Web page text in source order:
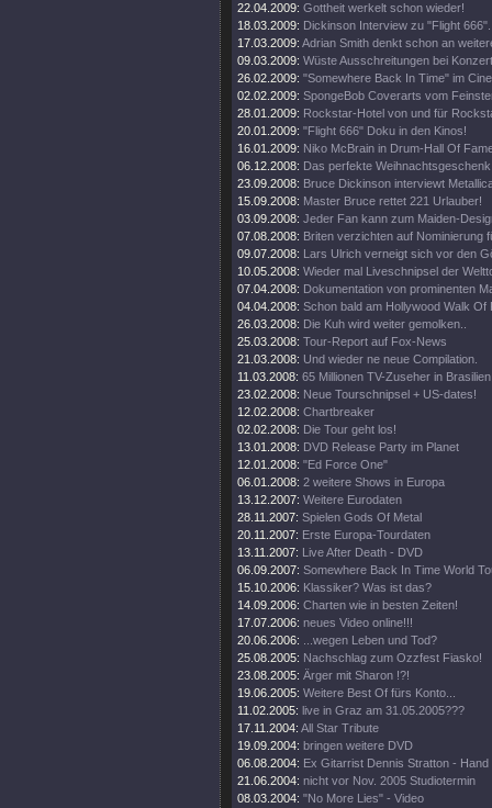
22.04.2009: Gottheit werkelt schon wieder!
18.03.2009: Dickinson Interview zu "Flight 666".
17.03.2009: Adrian Smith denkt schon an
09.03.2009: Wüste Ausschreitungen bei
26.02.2009: "Somewhere Back In Time" im
02.02.2009: SpongeBob Coverarts vom
28.01.2009: Rockstar-Hotel von und für
20.01.2009: "Flight 666" Doku in den Kinos!
16.01.2009: Niko McBrain in Drum-Hall Of
06.12.2008: Das perfekte
23.09.2008: Bruce Dickinson interviewt
15.09.2008: Master Bruce rettet 221 Urlauber!
03.09.2008: Jeder Fan kann zum Maiden-
07.08.2008: Briten verzichten auf Nominierung
09.07.2008: Lars Ulrich verneigt sich vor den
10.05.2008: Wieder mal Liveschnipsel der
07.04.2008: Dokumentation von prominenten
04.04.2008: Schon bald am Hollywood Walk Of
26.03.2008: Die Kuh wird weiter gemolken..
25.03.2008: Tour-Report auf Fox-News
21.03.2008: Und wieder ne neue Compilation.
11.03.2008: 65 Millionen TV-Zuseher in
23.02.2008: Neue Tourschnipsel + US-dates!
12.02.2008: Chartbreaker
02.02.2008: Die Tour geht los!
13.01.2008: DVD Release Party im Planet
12.01.2008: "Ed Force One"
06.01.2008: 2 weitere Shows in Europa
13.12.2007: Weitere Eurodaten
28.11.2007: Spielen Gods Of Metal
20.11.2007: Erste Europa-Tourdaten
13.11.2007: Live After Death - DVD
06.09.2007: Somewhere Back In Time World
15.10.2006: Klassiker? Was ist das?
14.09.2006: Charten wie in besten Zeiten!
17.07.2006: neues Video online!!!
20.06.2006:
...wegen Leben und Tod?
25.08.2005: Nachschlag zum Ozzfest Fiasko!
23.08.2005: Ärger mit Sharon !?!
19.06.2005: Weitere Best Of fürs Konto...
11.02.2005: live in Graz am 31.05.2005???
17.11.2004: All Star Tribute
19.09.2004: bringen weitere DVD
06.08.2004: Ex Gitarrist Dennis Stratton -
21.06.2004: nicht vor Nov. 2005 Studiotermin
08.03.2004: "No More Lies" - Video